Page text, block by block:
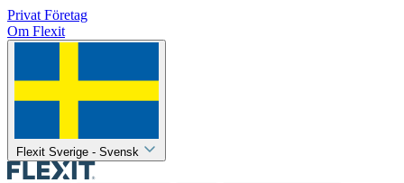
Privat Företag
Om Flexit
Flexit Sverige - Svensk